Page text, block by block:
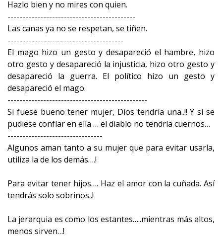
Hazlo bien y no mires con quien.
-------------------------------------------
Las canas ya no se respetan, se tiñen.
---------------------------------------
El mago hizo un gesto y desapareció el hambre, hizo
otro gesto y desapareció la injusticia, hizo otro gesto y
desapareció la guerra. El político hizo un gesto y
desapareció el mago.
-----------------------------------------------
Si fuese bueno tener mujer, Dios tendría una..!! Y si se
pudiese confíar en ella … el diablo no tendría cuernos…
--------------------------------
Algunos aman tanto a su mujer que para evitar usarla,
utiliza la de los demás….!
Para evitar tener hijos…. Haz el amor con la cuñada. Así
tendrás solo sobrinos..!
La jerarquia es como los estantes…..mientras más altos,
menos sirven…!